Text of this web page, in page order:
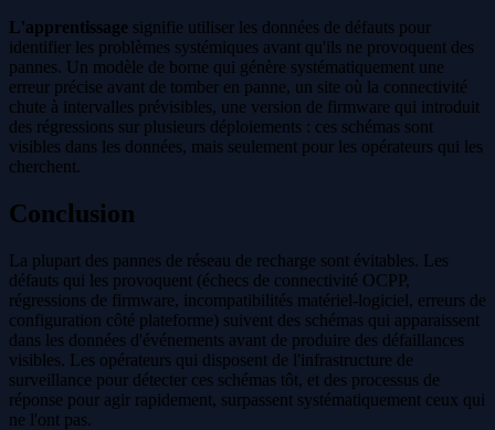
L'apprentissage signifie utiliser les données de défauts pour
identifier les problèmes systémiques avant qu'ils ne provoquent des
pannes. Un modèle de borne qui génère systématiquement une
erreur précise avant de tomber en panne, un site où la connectivité
chute à intervalles prévisibles, une version de firmware qui introduit
des régressions sur plusieurs déploiements : ces schémas sont
visibles dans les données, mais seulement pour les opérateurs qui les
cherchent.
Conclusion
La plupart des pannes de réseau de recharge sont évitables. Les
défauts qui les provoquent (échecs de connectivité OCPP,
régressions de firmware, incompatibilités matériel-logiciel, erreurs de
configuration côté plateforme) suivent des schémas qui apparaissent
dans les données d'événements avant de produire des défaillances
visibles. Les opérateurs qui disposent de l'infrastructure de
surveillance pour détecter ces schémas tôt, et des processus de
réponse pour agir rapidement, surpassent systématiquement ceux qui
ne l'ont pas.